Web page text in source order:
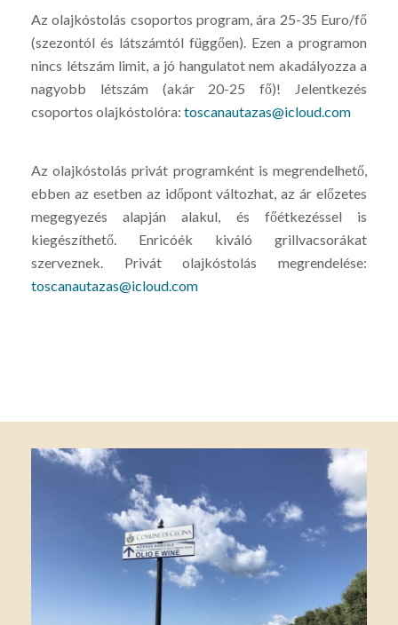
Az olajkóstolás csoportos program, ára 25-35 Euro/fő
(szezontól és látszámtól függően). Ezen a programon
nincs létszám limit, a jó hangulatot nem akadályozza a
nagyobb létszám (akár 20-25 fő)! Jelentkezés
csoportos olajkóstolóra: toscanautazas@icloud.com
Az olajkóstolás privát programként is megrendelhető,
ebben az esetben az időpont változhat, az ár előzetes
megegyezés alapján alakul, és főétkezéssel is
kiegészíthető. Enricóék kiváló grillvacsorákat
szerveznek. Privát olajkóstolás megrendelése:
toscanautazas@icloud.com